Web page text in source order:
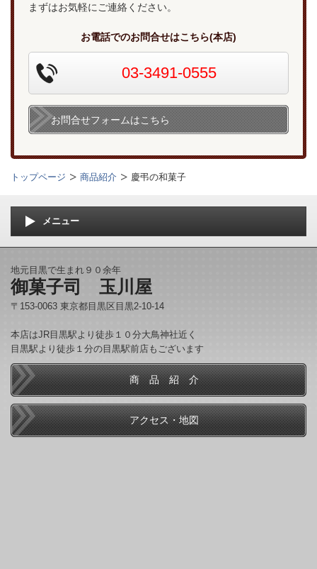
まずはお気軽にご連絡ください。
お電話でのお問合せはこちら(本店)
03-3491-0555
お問合せフォームはこちら
トップページ 商品紹介 慶弔の和菓子
メニュー
地元目黒で生まれ９０余年
御菓子司 玉川屋
〒153-0063 東京都目黒区目黒2-10-14
本店はJR目黒駅より徒歩１０分大鳥神社近く
目黒駅より徒歩１分の目黒駅前店もございます
商 品 紹 介
アクセス・地図